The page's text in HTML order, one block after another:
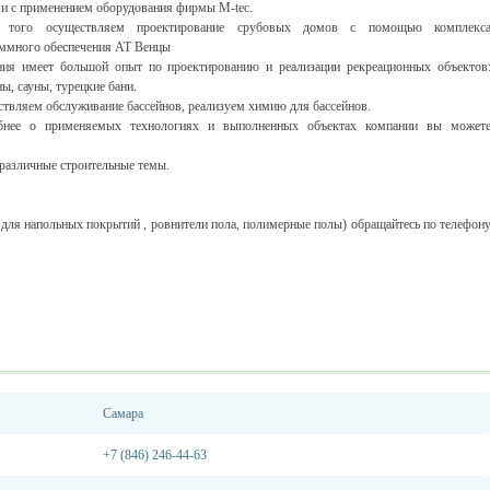
с применением оборудования фирмы M-tec.
осуществляем проектирование срубовых домов с помощью комплекса
обеспечения АТ Венцы
имеет большой опыт по проектированию и реализации рекреационных объектов:
сауны, турецкие бани.
обслуживание бассейнов, реализуем химию для бассейнов.
о применяемых технологиях и выполненных объектах компании вы можете
строительные темы.
напольных покрытий , ровнители пола, полимерные полы) обращайтесь по телефону
Самара
+7 (846) 246-44-63